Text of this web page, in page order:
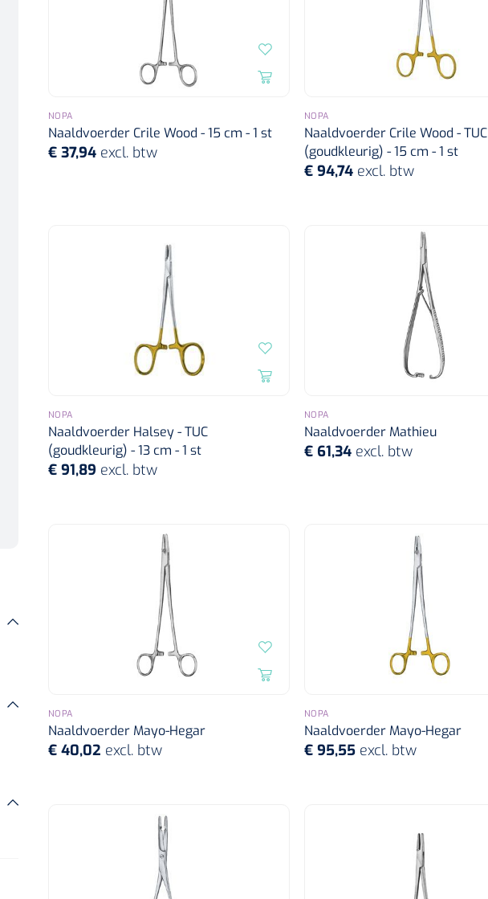
NOPA
Naaldvoerder Crile Wood - 15 cm - 1 st
€ 37,94 excl. btw
NOPA
Naaldvoerder Crile Wood - TUC
(goudkleurig) - 15 cm - 1 st
€ 94,74 excl. btw
NOPA
Naaldvoerder Halsey - TUC
(goudkleurig) - 13 cm - 1 st
€ 91,89 excl. btw
NOPA
Naaldvoerder Mathieu
€ 61,34 excl. btw
NOPA
Naaldvoerder Mayo-Hegar
€ 40,02 excl. btw
NOPA
Naaldvoerder Mayo-Hegar
€ 95,55 excl. btw